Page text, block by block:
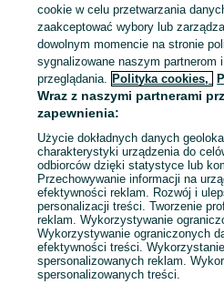
cookie w celu przetwarzania
zaakceptować wybory lub
dowolnym momencie na stronie
sygnalizowane naszym partnerom
przeglądania. Polityka cookies,
Wraz z naszymi partnerami
zapewnienia:
Użycie dokładnych danych
charakterystyki urządzenia do
odbiorców dzięki statystyce lub
Przechowywanie informacji na
efektywności reklam. Rozwój i
personalizacji treści. Tworzenie
reklam. Wykorzystywanie
Wykorzystywanie ograniczonych
efektywności treści.
spersonalizowanych reklam.
spersonalizowanych treści.